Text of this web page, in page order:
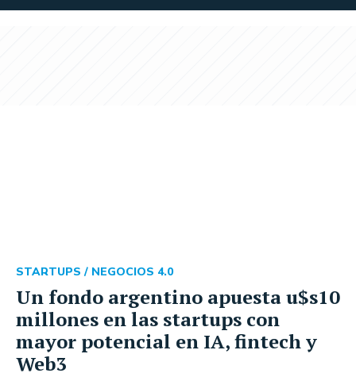
Un fondo argentino apuesta u$s10
millones en las startups con
mayor potencial en IA, fintech y
Web3
STARTUPS / NEGOCIOS 4.0